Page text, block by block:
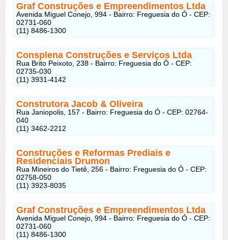
Graf Construções e Empreendimentos Ltda
Avenida Miguel Conejo, 994 - Bairro: Freguesia do Ó - CEP:
02731-060
(11) 8486-1300
Consplena Construções e Serviços Ltda
Rua Brito Peixoto, 238 - Bairro: Freguesia do Ó - CEP:
02735-030
(11) 3931-4142
Construtora Jacob & Oliveira
Rua Janiopolis, 157 - Bairro: Freguesia do Ó - CEP: 02764-
040
(11) 3462-2212
Construções e Reformas Prediais e
Residenciais Drumon
Rua Mineiros do Tietê, 256 - Bairro: Freguesia do Ó - CEP:
02758-050
(11) 3923-8035
Graf Construções e Empreendimentos Ltda
Avenida Miguel Conejo, 994 - Bairro: Freguesia do Ó - CEP:
02731-060
(11) 8486-1300